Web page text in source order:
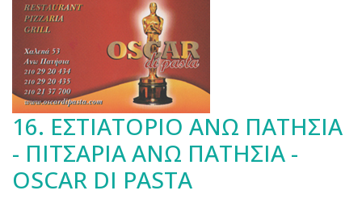
16. ΕΣΤΙΑΤΟΡΙΟ ΑΝΩ ΠΑΤΗΣΙΑ
- ΠΙΤΣΑΡΙΑ ΑΝΩ ΠΑΤΗΣΙΑ -
OSCAR DI PASTA